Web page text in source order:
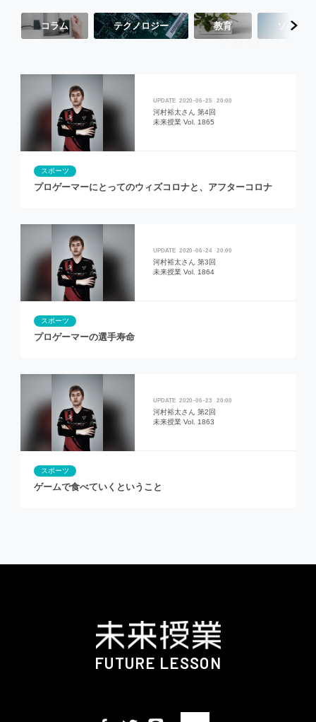
コラム テクノロジー 教育 ソーシャ
2020 06 25 20:00
河村裕太さん 第4回
未来授業 Vol. 1865
スポーツ
プロゲーマーにとってのウィズコロナと、アフターコロナ
2020 06 24 20:00
河村裕太さん 第3回
未来授業 Vol. 1864
スポーツ
プロゲーマーの選手寿命
2020 06 23 20:00
河村裕太さん 第2回
未来授業 Vol. 1863
スポーツ
ゲームで食べていくということ
FUTURE LESSON